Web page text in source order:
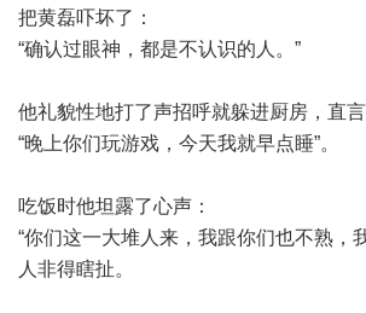
把黄磊吓坏了：
“确认过眼神，都是不认识的人。”
他礼貌性地打了声招呼就躲进厨房，直言
“晚上你们玩游戏，今天我就早点睡”。
吃饭时他坦露了心声：
“你们这一大堆人来，我跟你们也不熟，
人非得瞎扯。